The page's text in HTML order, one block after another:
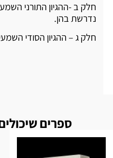
חלק ב -ההגיון התורני
נדרשת בהן.
חלק ג – ההגיון הסודי
ספרים